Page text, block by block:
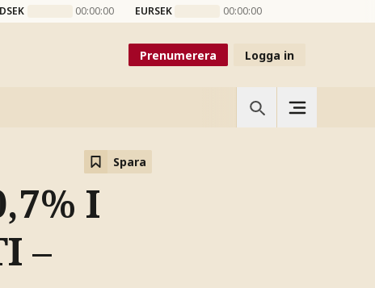
00:00:00 EURSEK 00:00:00
Prenumerera Logga in
Spara
I
–